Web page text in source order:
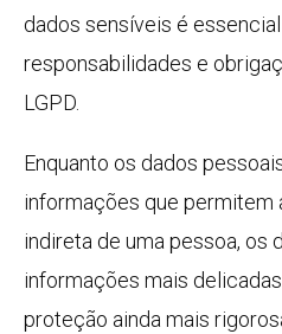
dados sensíveis é
responsabilidades e
LGPD.
Enquanto os dados
informações que permitem
indireta de uma pessoa, os
informações mais
proteção ainda mais